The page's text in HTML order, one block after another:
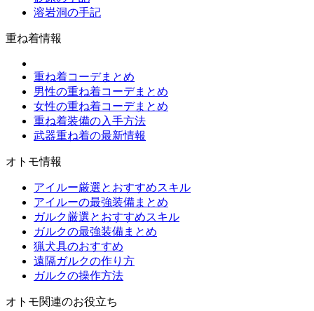
溶岩洞の手記
重ね着情報
重ね着コーデまとめ
男性の重ね着コーデまとめ
女性の重ね着コーデまとめ
重ね着装備の入手方法
武器重ね着の最新情報
オトモ情報
アイルー厳選とおすすめスキル
アイルーの最強装備まとめ
ガルク厳選とおすすめスキル
ガルクの最強装備まとめ
猟犬具のおすすめ
遠隔ガルクの作り方
ガルクの操作方法
オトモ関連のお役立ち